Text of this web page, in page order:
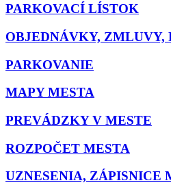
PARKOVACÍ LÍSTOK
OBJEDNÁVKY, ZMLUVY,
PARKOVANIE
MAPY MESTA
PREVÁDZKY V MESTE
ROZPOČET MESTA
UZNESENIA, ZÁPISNICE